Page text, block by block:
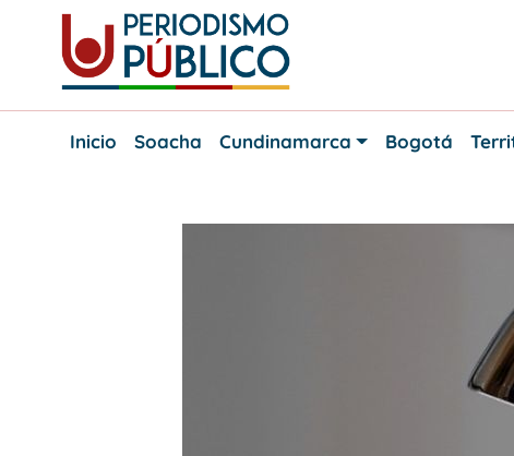
content
Periodismo
Noticias
Inicio
Soacha Cundinamarca Bogotá